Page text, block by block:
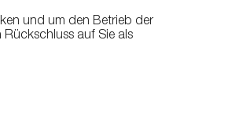
und um den Betrieb der
auf Sie als